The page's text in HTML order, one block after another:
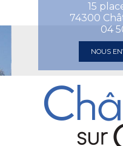
15
74300
04
NOUS